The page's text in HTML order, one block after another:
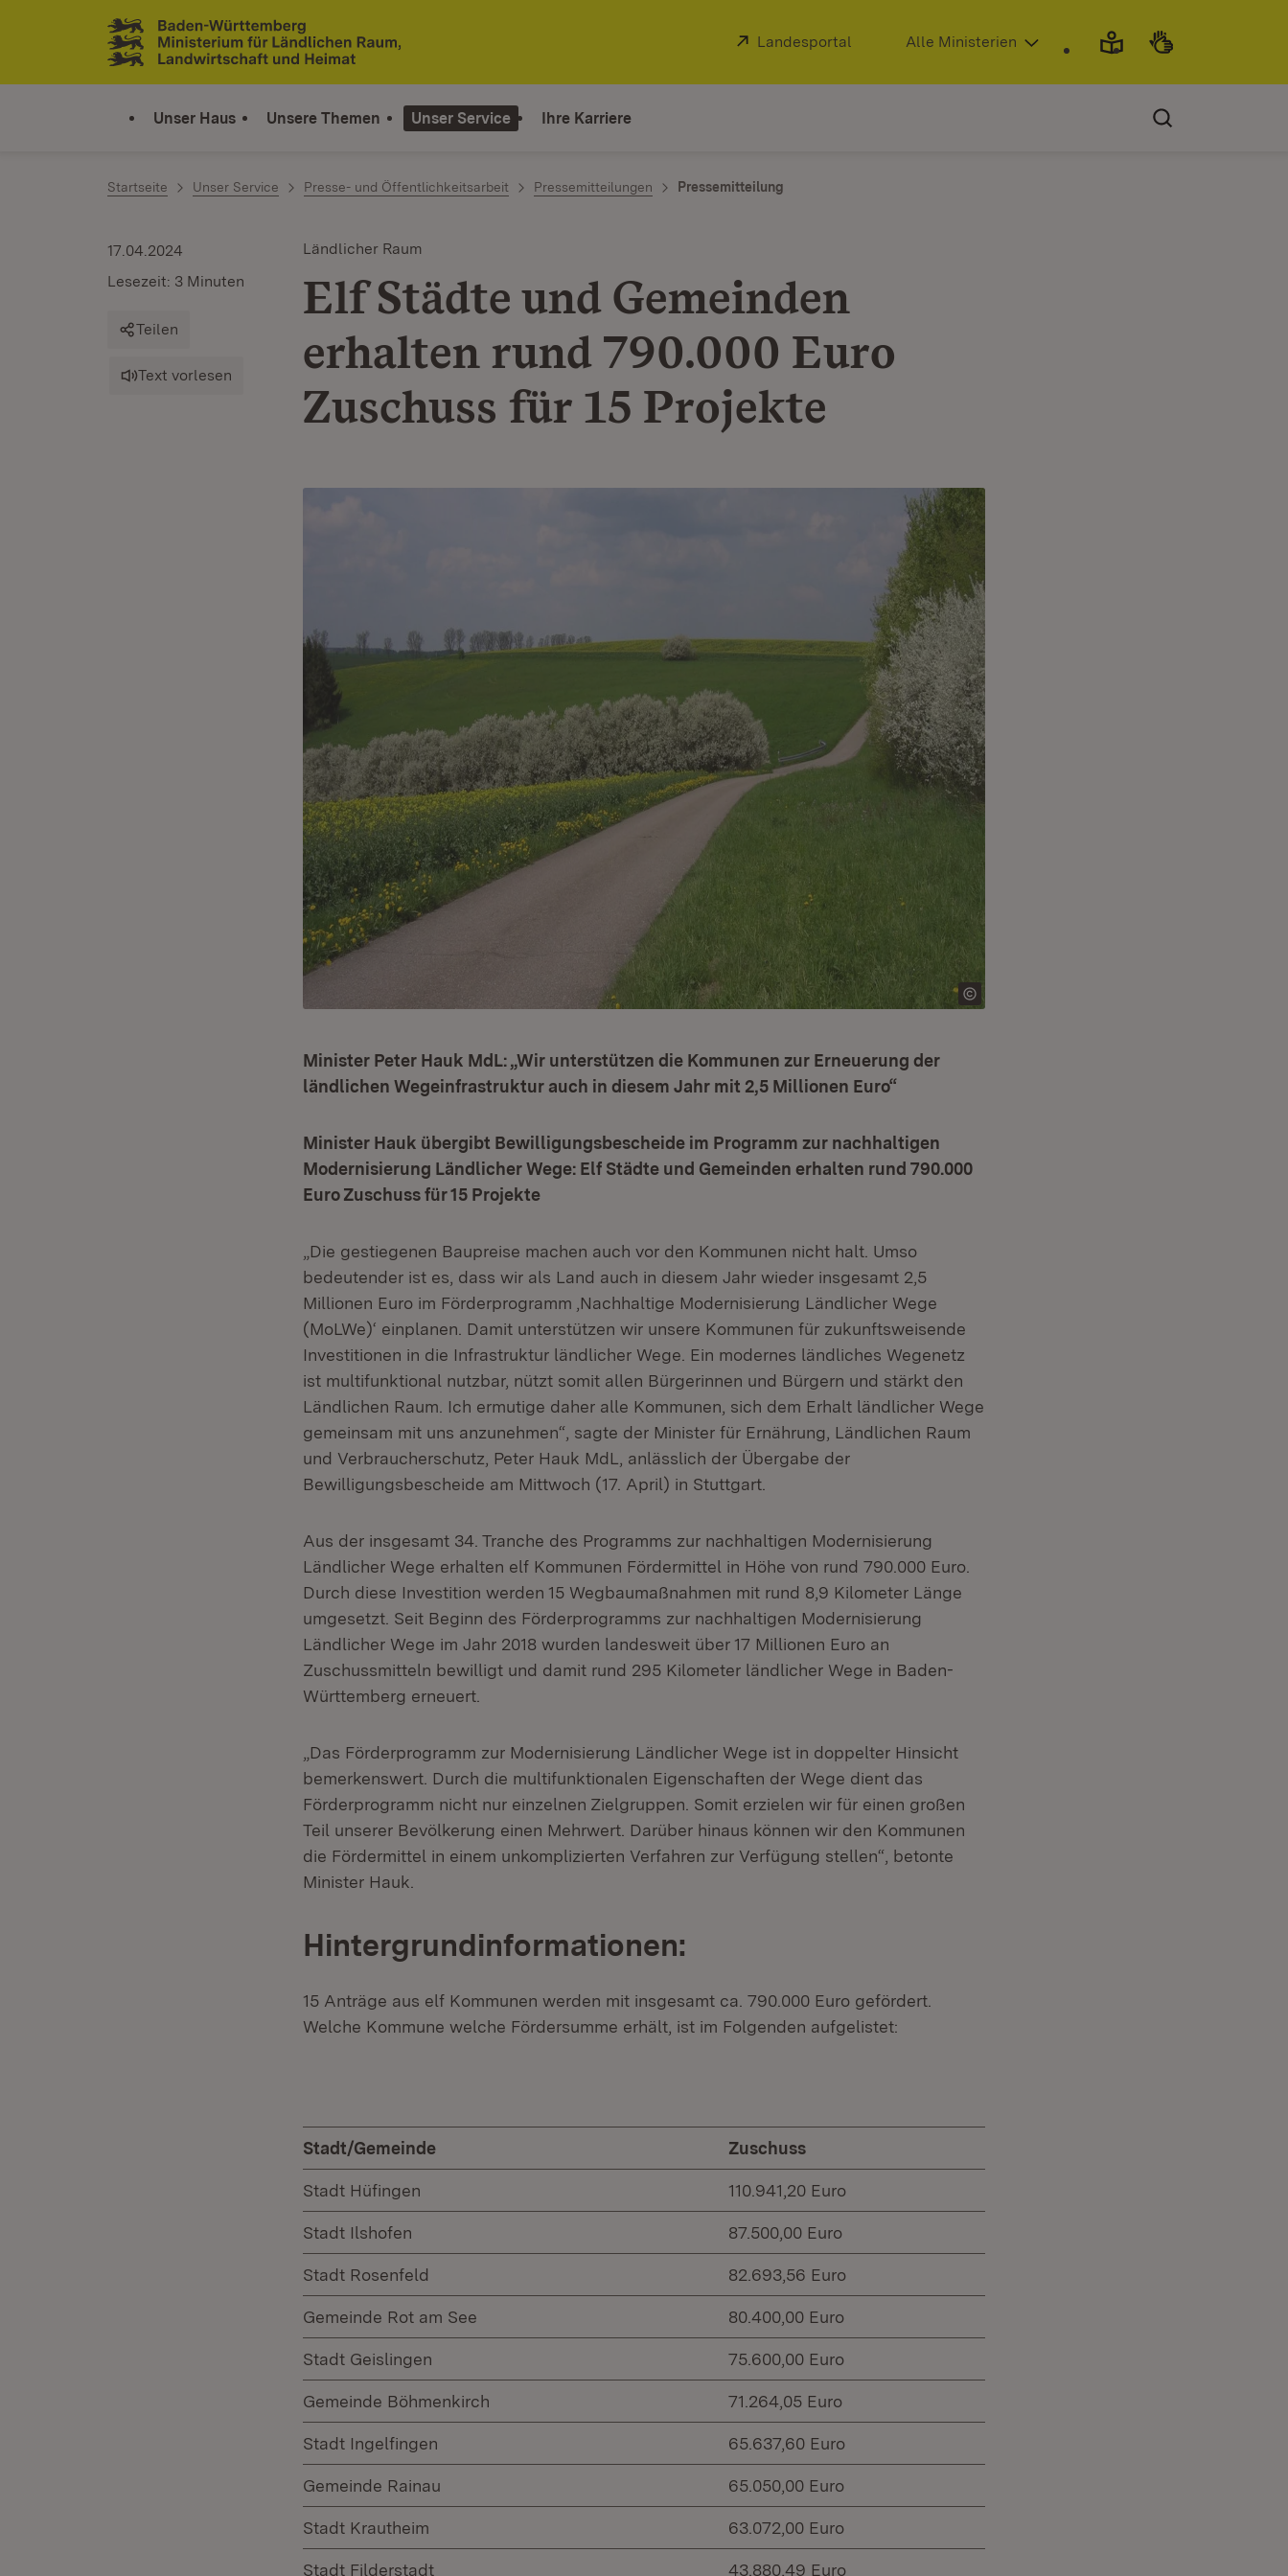
Zum Inhalt springen
Link zur Startseite
Extern:
Landesportal (Öffnet in neuem Fenster)
Alle Ministerien
Unser Haus Unsere Themen Unser Service Ihre Karriere
Startseite Unser Service Presse- und Öffentlichkeitsarbeit Pressemitteilungen Pressemitteilung
Ländlicher Raum
Elf Städte und Gemeinden
erhalten rund 790.000 Euro
Zuschuss für 15 Projekte
17.04.2024
Lesezeit: 3 Minuten
Teilen
Text vorlesen
Minister Peter Hauk MdL: „Wir unterstützen die Kommunen zur Erneuerung der
ländlichen Wegeinfrastruktur auch in diesem Jahr mit 2,5 Millionen Euro“
Minister Hauk übergibt Bewilligungsbescheide im Programm zur nachhaltigen
Modernisierung Ländlicher Wege: Elf Städte und Gemeinden erhalten rund 790.000
Euro Zuschuss für 15 Projekte
„Die gestiegenen Baupreise machen auch vor den Kommunen nicht halt. Umso
bedeutender ist es, dass wir als Land auch in diesem Jahr wieder insgesamt 2,5
Millionen Euro im Förderprogramm ,Nachhaltige Modernisierung Ländlicher Wege
(MoLWe)‘ einplanen. Damit unterstützen wir unsere Kommunen für zukunftsweisende
Investitionen in die Infrastruktur ländlicher Wege. Ein modernes ländliches Wegenetz
ist multifunktional nutzbar, nützt somit allen Bürgerinnen und Bürgern und stärkt den
Ländlichen Raum. Ich ermutige daher alle Kommunen, sich dem Erhalt ländlicher Wege
gemeinsam mit uns anzunehmen“, sagte der Minister für Ernährung, Ländlichen Raum
und Verbraucherschutz, Peter Hauk MdL, anlässlich der Übergabe der
Bewilligungsbescheide am Mittwoch (17. April) in Stuttgart.
Aus der insgesamt 34. Tranche des Programms zur nachhaltigen Modernisierung
Ländlicher Wege erhalten elf Kommunen Fördermittel in Höhe von rund 790.000 Euro.
Durch diese Investition werden 15 Wegbaumaßnahmen mit rund 8,9 Kilometer Länge
umgesetzt. Seit Beginn des Förderprogramms zur nachhaltigen Modernisierung
Ländlicher Wege im Jahr 2018 wurden landesweit über 17 Millionen Euro an
Zuschussmitteln bewilligt und damit rund 295 Kilometer ländlicher Wege in Baden-
Württemberg erneuert.
„Das Förderprogramm zur Modernisierung Ländlicher Wege ist in doppelter Hinsicht
bemerkenswert. Durch die multifunktionalen Eigenschaften der Wege dient das
Förderprogramm nicht nur einzelnen Zielgruppen. Somit erzielen wir für einen großen
Teil unserer Bevölkerung einen Mehrwert. Darüber hinaus können wir den Kommunen
die Fördermittel in einem unkomplizierten Verfahren zur Verfügung stellen“, betonte
Minister Hauk.
Hintergrundinformationen:
15 Anträge aus elf Kommunen werden mit insgesamt ca. 790.000 Euro gefördert.
Welche Kommune welche Fördersumme erhält, ist im Folgenden aufgelistet:
Stadt/Gemeinde Zuschuss
Stadt Hüfingen 110.941,20 Euro
Stadt Ilshofen 87.500,00 Euro
Stadt Rosenfeld 82.693,56 Euro
Gemeinde Rot am See 80.400,00 Euro
Stadt Geislingen 75.600,00 Euro
Gemeinde Böhmenkirch 71.264,05 Euro
Stadt Ingelfingen 65.637,60 Euro
Gemeinde Rainau 65.050,00 Euro
Stadt Krautheim 63.072,00 Euro
Stadt Filderstadt 43.880,49 Euro